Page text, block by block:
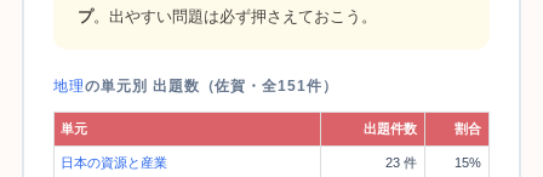
プ。出やすい問題は必ず押さえておこう。
地理の単元別 出題数（佐賀・全151件）
単元 出題件数 割合
日本の資源と産業 23 件 15%